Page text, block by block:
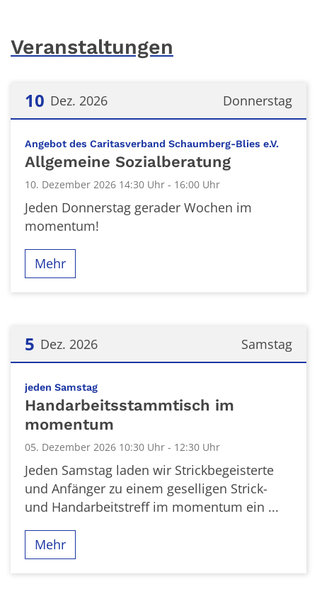
Veranstaltungen
Donnerstag
10 Dez. 2026
Angebot des Caritasverband Schaumberg-Blies e.V.
Allgemeine Sozialberatung
10. Dezember 2026 14:30 Uhr - 16:00 Uhr
Jeden Donnerstag gerader Wochen im
momentum!
Mehr
Samstag
5 Dez. 2026
jeden Samstag:
Handarbeitsstammtisch im
momentum
05. Dezember 2026 10:30 Uhr - 12:30 Uhr
Jeden Samstag laden wir Strickbegeisterte
und Anfänger zu einem geselligen Strick-
und Handarbeitstreff im momentum ein ...
Mehr